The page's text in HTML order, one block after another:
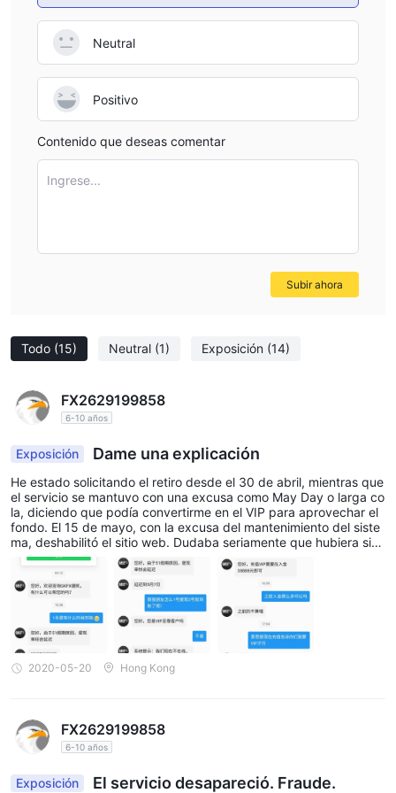
pasaporte o licencia de conducir) y un comprobante de
domicilio (como una factura de servicios públicos o un extracto
bancario). Este paso es crucial para el proceso de Conozca a su
Cliente (KYC).
Fondear su cuenta: Una vez que su cuenta esté verificada,
ofrece varios métodos de fondeo, incluyendo transferencias
bancarias, tarjetas de débito/crédito y pagos de terceros. Elija
cuidadosamente y comprender los riesgos involucrados en el
Plataforma de Trading
La plataforma de inversión Trive ofrece una experiencia de
trading fácil de usar e intuitiva, adecuada tanto para inversores
incluyen:
Quicktrade: Herramientas integradas para operaciones rápidas
y eficientes.
Diseño intuitivo: Diseño flexible con listas de seguimiento
personalizables y gráficos en tiempo real.
Monitoreo fácil: Realice un seguimiento de las órdenes y
posiciones fácilmente, con alertas personalizables.
Accesibilidad: Disponible tanto en la App Store como en Google
Play para operar sobre la marcha.
Herramientas completas: Incluye operaciones con un solo clic,
alertas de precios y un calendario económico integrado.
MetaTrader 5 (MT5), análisis de Trading Central y
complementos de MetaBooster para una experiencia mejorada.
Depósito y Retiro
Todo (15) Neutral (1) Exposición (14)
FX2629199858
6-10 años
Exposición Dame una explicación
He estado solicitando el retiro desde el 30 de abril, mientras que
el servicio se mantuvo con una excusa como May Day o larga co
la, diciendo que podía convertirme en el VIP para aprovechar el
fondo. El 15 de mayo, con la excusa del mantenimiento del siste
ma, deshabilitó el sitio web. Dudaba seriamente que hubiera sid
o bloqueado.
2020-05-20 Hong Kong
FX2629199858
6-10 años
Exposición El servicio desapareció. Fraude.
Neutral
Positivo
Contenido que deseas comentar
Ingrese...
Subir ahora